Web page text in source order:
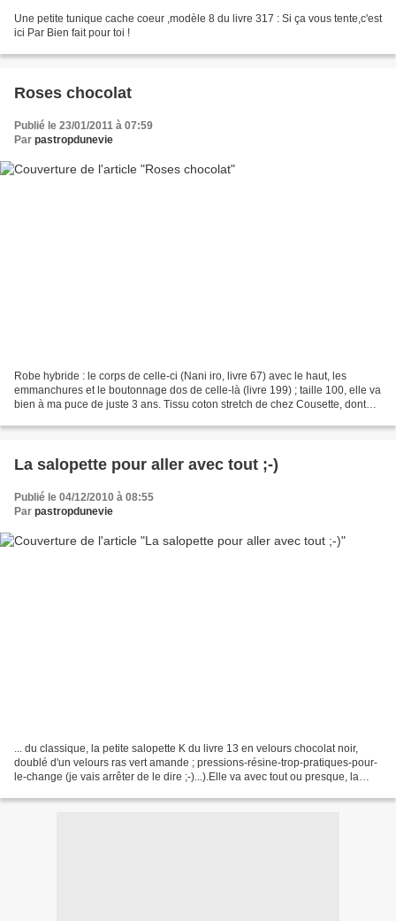
Une petite tunique cache coeur ,modèle 8 du livre 317 : Si ça vous tente,c'est
ici Par Bien fait pour toi !
Roses chocolat
Publié le 23/01/2011 à 07:59
Par pastropdunevie
Robe hybride : le corps de celle-ci (Nani iro, livre 67) avec le haut, les
emmanchures et le boutonnage dos de celle-là (livre 199) ; taille 100, elle va
bien à ma puce de juste 3 ans. Tissu coton stretch de chez Cousette, dont
La salopette pour aller avec tout ;-)
Publié le 04/12/2010 à 08:55
Par pastropdunevie
... du classique, la petite salopette K du livre 13 en velours chocolat noir,
doublé d'un velours ras vert amande ; pressions-résine-trop-pratiques-pour-
le-change (je vais arrêter de le dire ;-)...).Elle va avec tout ou presque, la